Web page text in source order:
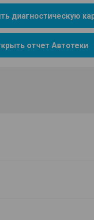
диагностическую
отчет Автотеки